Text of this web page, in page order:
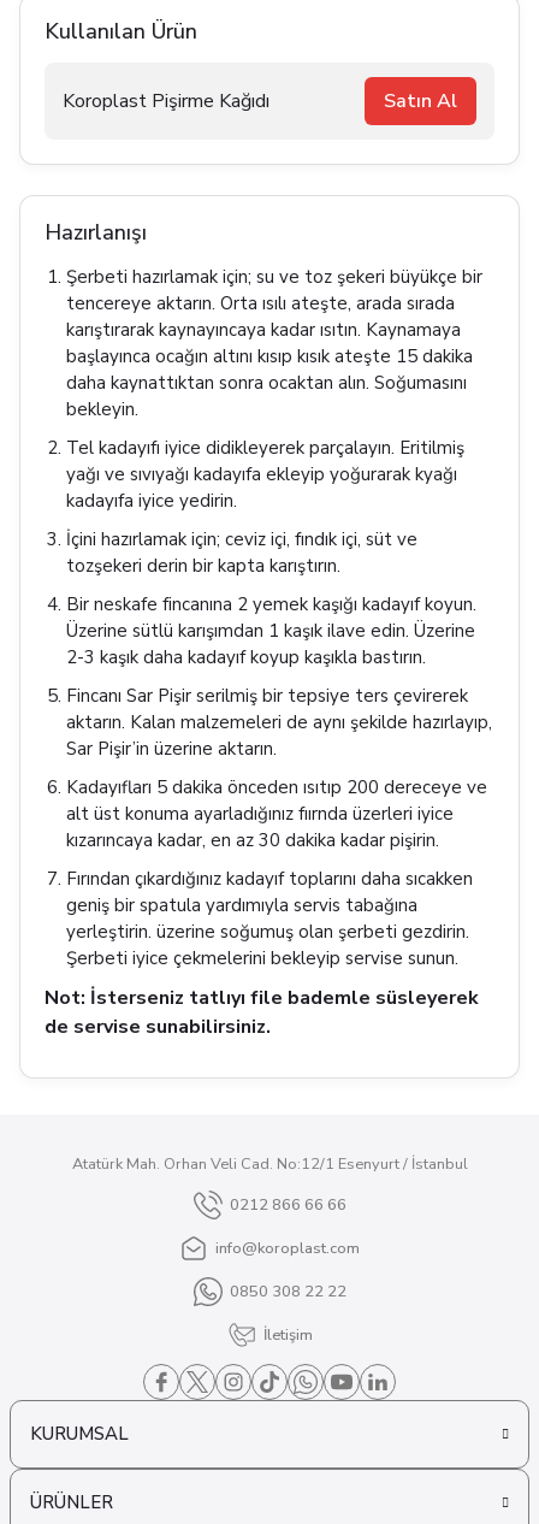
Kullanılan Ürün
Koroplast Pişirme Kağıdı Satın Al
Hazırlanışı
Şerbeti hazırlamak için; su ve toz şekeri büyükçe bir
tencereye aktarın. Orta ısılı ateşte, arada sırada
karıştırarak kaynayıncaya kadar ısıtın. Kaynamaya
başlayınca ocağın altını kısıp kısık ateşte 15 dakika
daha kaynattıktan sonra ocaktan alın. Soğumasını
bekleyin.
Tel kadayıfı iyice didikleyerek parçalayın. Eritilmiş
yağı ve sıvıyağı kadayıfa ekleyip yoğurarak kyağı
kadayıfa iyice yedirin.
İçini hazırlamak için; ceviz içi, fındık içi, süt ve
tozşekeri derin bir kapta karıştırın.
Bir neskafe fincanına 2 yemek kaşığı kadayıf koyun.
Üzerine sütlü karışımdan 1 kaşık ilave edin. Üzerine
2-3 kaşık daha kadayıf koyup kaşıkla bastırın.
Fincanı Sar Pişir serilmiş bir tepsiye ters çevirerek
aktarın. Kalan malzemeleri de aynı şekilde hazırlayıp,
Sar Pişir’in üzerine aktarın.
Kadayıfları 5 dakika önceden ısıtıp 200 dereceye ve
alt üst konuma ayarladığınız fıırnda üzerleri iyice
kızarıncaya kadar, en az 30 dakika kadar pişirin.
Fırından çıkardığınız kadayıf toplarını daha sıcakken
geniş bir spatula yardımıyla servis tabağına
yerleştirin. üzerine soğumuş olan şerbeti gezdirin.
Şerbeti iyice çekmelerini bekleyip servise sunun.
Not: İsterseniz tatlıyı file bademle süsleyerek
de servise sunabilirsiniz.
Atatürk Mah. Orhan Veli Cad. No:12/1 Esenyurt / İstanbul
0212 866 66 66
info@koroplast.com
0850 308 22 22
İletişim
KURUMSAL
ÜRÜNLER